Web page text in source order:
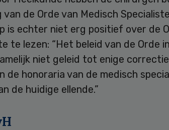
van de Orde van Medisch
is echter niet erg positief over de
te lezen: “Het beleid van de Orde
niet geleid tot enige
de honoraria van de medisch
de huidige ellende.”